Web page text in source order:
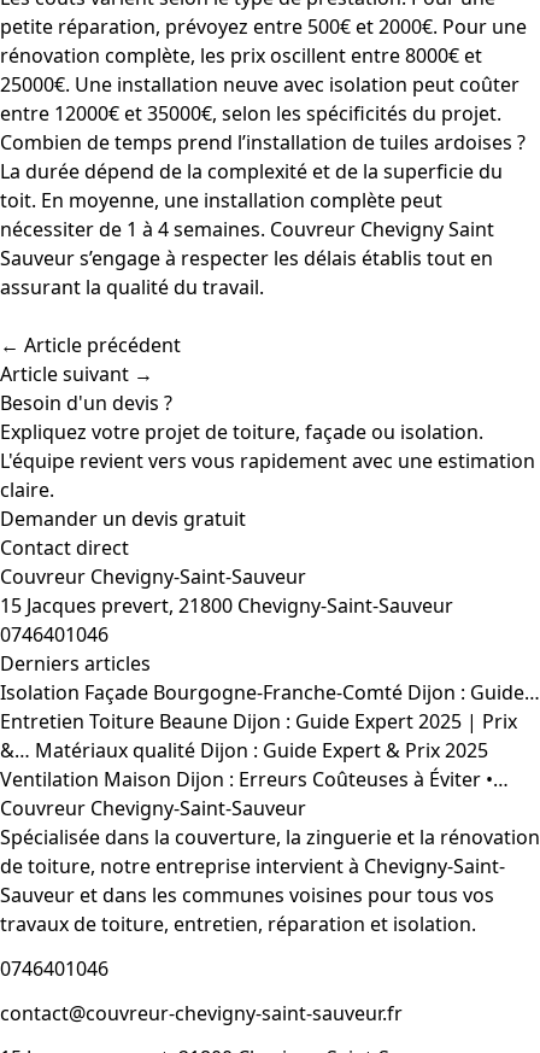
petite réparation, prévoyez entre 500€ et 2000€. Pour une
rénovation complète, les prix oscillent entre 8000€ et
25000€. Une installation neuve avec isolation peut coûter
entre 12000€ et 35000€, selon les spécificités du projet.
Combien de temps prend l’installation de tuiles ardoises ?
La durée dépend de la complexité et de la superficie du
toit. En moyenne, une installation complète peut
nécessiter de 1 à 4 semaines. Couvreur Chevigny Saint
Sauveur s’engage à respecter les délais établis tout en
assurant la qualité du travail.
← Article précédent
Article suivant →
Besoin d'un devis ?
Expliquez votre projet de toiture, façade ou isolation.
L'équipe revient vers vous rapidement avec une estimation
claire.
Demander un devis gratuit
Contact direct
Couvreur Chevigny-Saint-Sauveur
15 Jacques prevert, 21800 Chevigny-Saint-Sauveur
0746401046
Derniers articles
Isolation Façade Bourgogne-Franche-Comté Dijon : Guide…
Entretien Toiture Beaune Dijon : Guide Expert 2025 | Prix
&… Matériaux qualité Dijon : Guide Expert & Prix 2025
Ventilation Maison Dijon : Erreurs Coûteuses à Éviter •…
Couvreur Chevigny-Saint-Sauveur
Spécialisée dans la couverture, la zinguerie et la rénovation
de toiture, notre entreprise intervient à Chevigny-Saint-
Sauveur et dans les communes voisines pour tous vos
travaux de toiture, entretien, réparation et isolation.
0746401046
contact@couvreur-chevigny-saint-sauveur.fr